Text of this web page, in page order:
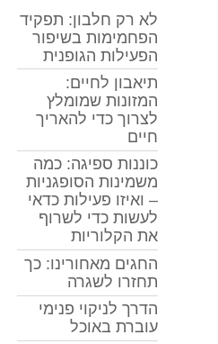
לא רק חלבון: תפקיד
הפחמימות בשיפור
הפעילות הגופנית
תיאבון לחיים:
המזונות שמומלץ
לצרוך כדי להאריך
חיים
כוננות ספיגה: כמה
משמינות הסופגניות
– ואיזו פעילות כדאי
לעשות כדי לשרוף
את הקלוריות
החגים מאחורינו: כך
תחזרו לשגרה
הדרך לניקוי פנימי
עוברת באוכל